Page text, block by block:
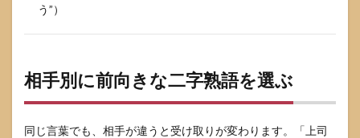
う”）
相手別に前向きな二字熟語を選ぶ
同じ言葉でも、相手が違うと受け取りが変わります。「上司